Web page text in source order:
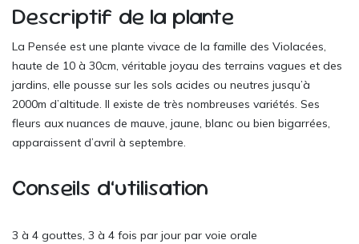
Descriptif de la plante
La Pensée est une plante vivace de la famille des Violacées,
haute de 10 à 30cm, véritable joyau des terrains vagues et des
jardins, elle pousse sur les sols acides ou neutres jusqu’à
2000m d’altitude. Il existe de très nombreuses variétés. Ses
fleurs aux nuances de mauve, jaune, blanc ou bien bigarrées,
apparaissent d’avril à septembre.
Conseils d’utilisation
3 à 4 gouttes, 3 à 4 fois par jour par voie orale